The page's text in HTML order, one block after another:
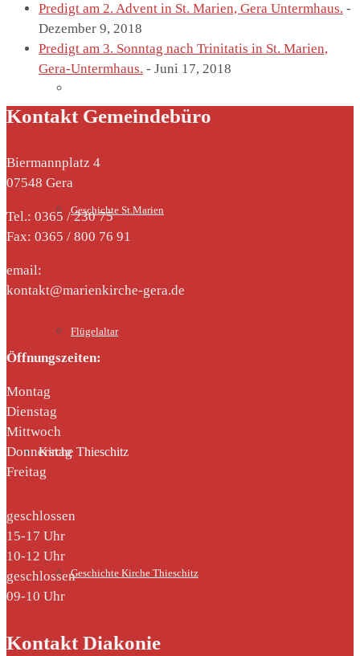
Geschichte St.Marien
Flügelaltar
Kirche Thieschitz
Geschichte Kirche Thieschitz
Predigt am 2. Advent in St. Marien, Gera Untermhaus. -
Dezember 9, 2018
Predigt am 3. Sonntag nach Trinitatis in St. Marien,
Gera-Untermhaus. - Juni 17, 2018
Kontakt Gemeindebüro
Biermannplatz 4
07548 Gera
Tel.: 0365 / 230 75
Fax: 0365 / 800 76 91
email:
kontakt@marienkirche-gera.de
Öffnungszeiten:
Montag
Dienstag
Mittwoch
Donnerstag
Freitag
geschlossen
15-17 Uhr
10-12 Uhr
geschlossen
09-10 Uhr
Kontakt Diakonie